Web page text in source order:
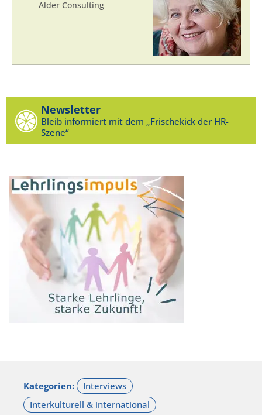
Alder Consulting
Newsletter
Bleib informiert mit dem „Frischekick der HR-
Szene“
Kategorien: